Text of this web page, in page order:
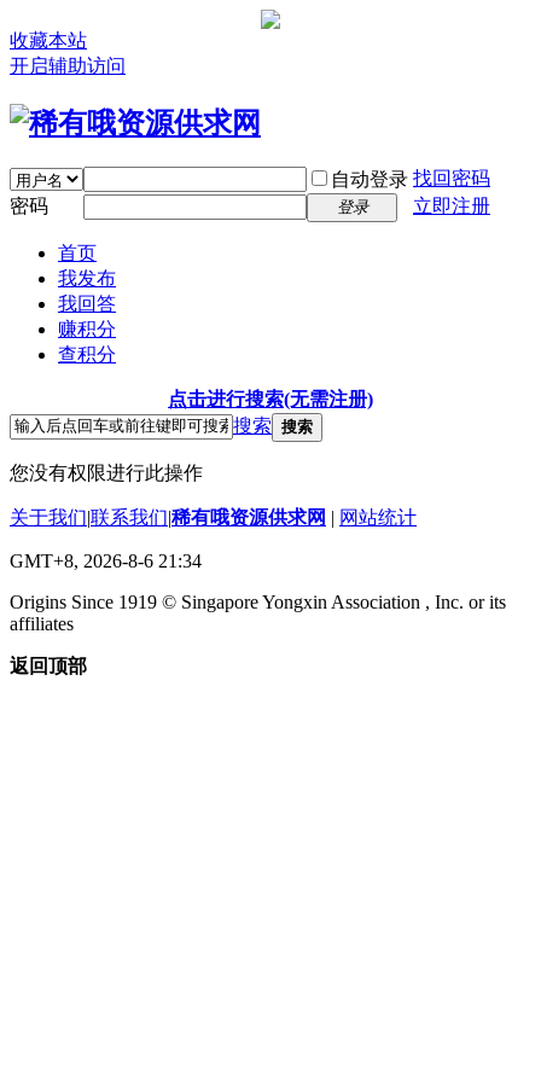
收藏本站
开启辅助访问
自动登录 找回密码
密码
登录 立即注册
首页
我发布
我回答
赚积分
查积分
点击进行搜索(无需注册)
搜索 搜索
您没有权限进行此操作
关于我们|联系我们|稀有哦资源供求网 | 网站统计
GMT+8, 2026-8-6 21:34
Origins Since 1919 © Singapore Yongxin Association , Inc. or its
affiliates
返回顶部